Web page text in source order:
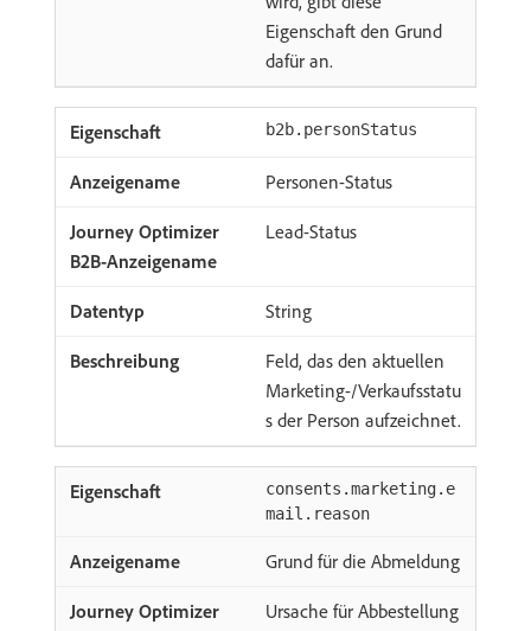
Eigenschaft den Grund
dafür an.
b2b.personStatus
Personen-Status
Lead-Status
String
Feld, das den aktuellen
Marketing-/Verkaufsstatu
s der Person aufzeichnet.
consents.marketing.e
mail.reason
Grund für die Abmeldung
Ursache für Abbestellung